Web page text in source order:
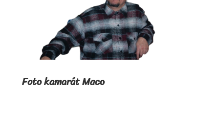
Foto kamarát Maco